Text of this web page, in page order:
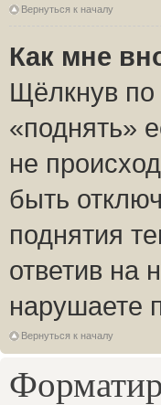
Вернуться к началу
Как мне
Щёлкнув
«поднять»
не
быть
поднятия
ответив на
нарушаете
Вернуться к началу